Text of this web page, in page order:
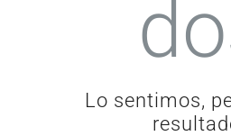
LOGIN
Lo sentimos,